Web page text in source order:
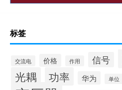
标签
交流电 价格 作用 信号
光耦 功率 华为 单位